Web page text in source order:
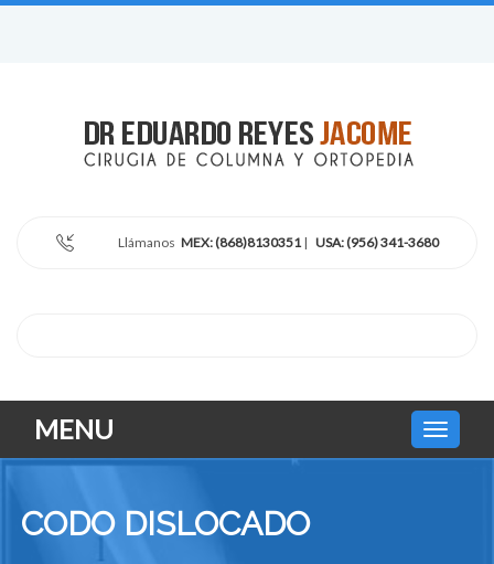
Llámanos MEX: (868)8130351| USA: (956) 341-3680
MENU
CODO DISLOCADO